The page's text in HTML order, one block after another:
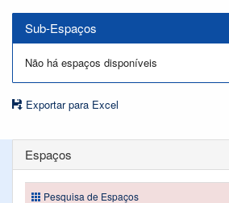
Sub-Espaços
Não há espaços disponíveis
Exportar para Excel
Espaços
Pesquisa de Espaços